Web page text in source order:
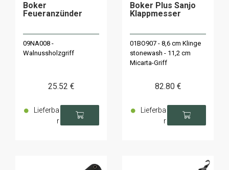
Boker
Feueranzünder
09NA008 -
Walnussholzgriff
25.52 €
Lieferba
r
Boker Plus Sanjo
Klappmesser
01BO907 - 8,6 cm Klinge
stonewash - 11,2 cm
Micarta-Griff
82.80 €
Lieferba
r